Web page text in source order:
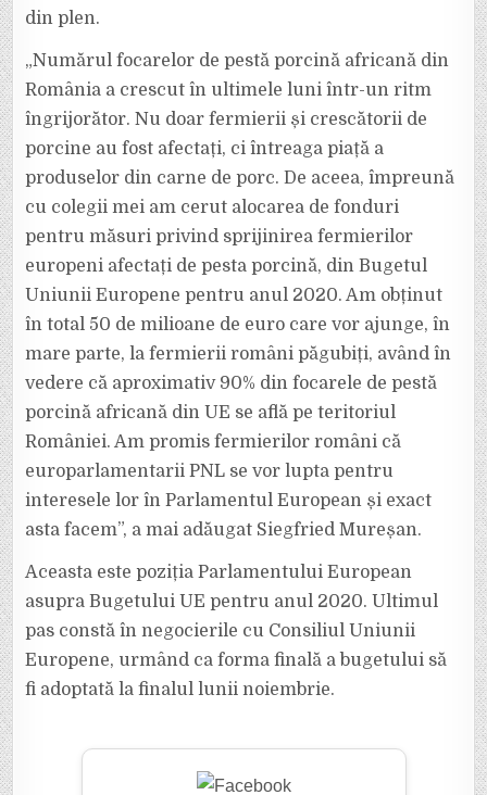
din plen.
„Numărul focarelor de pestă porcină africană din
România a crescut în ultimele luni într-un ritm
îngrijorător. Nu doar fermierii și crescătorii de
porcine au fost afectați, ci întreaga piață a
produselor din carne de porc. De aceea, împreună
cu colegii mei am cerut alocarea de fonduri
pentru măsuri privind sprijinirea fermierilor
europeni afectați de pesta porcină, din Bugetul
Uniunii Europene pentru anul 2020. Am obținut
în total 50 de milioane de euro care vor ajunge, în
mare parte, la fermierii români păgubiți, având în
vedere că aproximativ 90% din focarele de pestă
porcină africană din UE se află pe teritoriul
României. Am promis fermierilor români că
europarlamentarii PNL se vor lupta pentru
interesele lor în Parlamentul European și exact
asta facem”, a mai adăugat Siegfried Mureșan.
Aceasta este poziția Parlamentului European
asupra Bugetului UE pentru anul 2020. Ultimul
pas constă în negocierile cu Consiliul Uniunii
Europene, urmând ca forma finală a bugetului să
fi adoptată la finalul lunii noiembrie.